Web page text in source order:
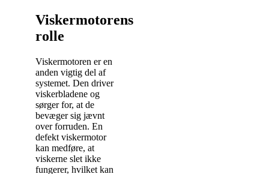
Viskermotorens
rolle
Viskermotoren er en
anden vigtig del af
systemet. Den driver
viskerbladene og
sørger for, at de
bevæger sig jævnt
over forruden. En
defekt viskermotor
kan medføre, at
viskerne slet ikke
fungerer, hvilket kan